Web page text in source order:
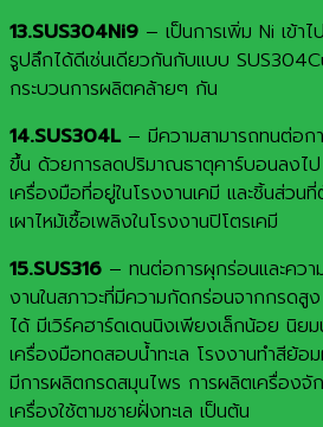
13.SUS304Ni9 – เป็นการเพิ่ม Ni เข้
รูปลึกได้ดีเช่นเดียวกันกับแบบ
กระบวนการผลิตคล้ายๆ กัน
14.SUS304L– มีความสามารถทนต่อก
ขึ้น ด้วยการลดปริมาณธาตุคาร์บอนลงไป
เครื่องมือที่อยู่ในโรงงานเคมี และชิ้นส่วน
เผาไหม้เชื้อเพลิงในโรงงานปิโตรเคมี
15.SUS316 – ทนต่อการผุกร่อนและควา
งานในสภาวะที่มีความกัดกร่อนจากกรดสู
ได้ มีเวิร์คฮาร์ดเดนนิงเพียงเล็กน้อย นิยม
เครื่องมือทดสอบน้ำทะเล โรงงานทำสีย้อ
มีการผลิตกรดสมุนไพร การผลิตเครื่องจั
เครื่องใช้ตามชายฝั่งทะเล เป็นต้น